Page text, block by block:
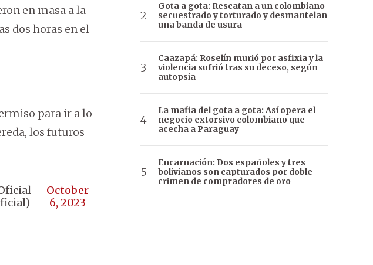
en masa a la
dos horas en el
para ir a lo
los futuros
October
6, 2023
Gota a gota: Rescatan a un colombiano
secuestrado y torturado y desmantelan
una banda de usura
Caazapá: Roselín murió por asfixia y la
violencia sufrió tras su deceso, según
autopsia
La mafia del gota a gota: Así opera el
negocio extorsivo colombiano que
acecha a Paraguay
Encarnación: Dos españoles y tres
bolivianos son capturados por doble
crimen de compradores de oro